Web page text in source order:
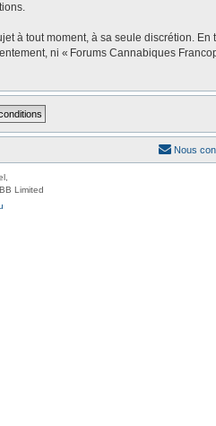
à tout moment, à sa seule discrétion.
ni « Forums Cannabiques
Nous
Limited